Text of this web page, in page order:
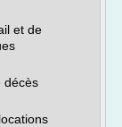
et de
décès